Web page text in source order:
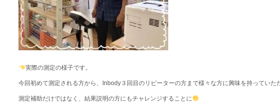
実際の測定の様子です。
今回初めて測定される方から、Inbody３回目のリピーターの方まで様々な方に興味を持っていた
測定補助だけではなく、結果説明の方にもチャレンジすることに